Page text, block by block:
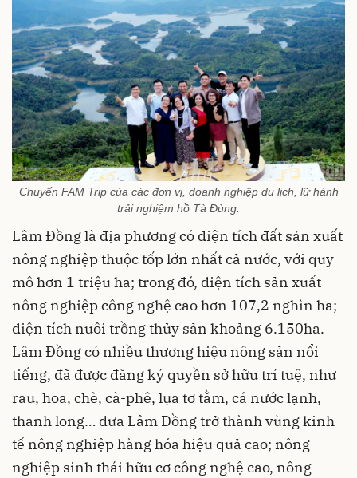
Chuyến FAM Trip của các đơn vị, doanh nghiệp du lịch, lữ hành
trải nghiệm hồ Tà Đùng.
Lâm Đồng là địa phương có diện tích đất sản xuất
nông nghiệp thuộc tốp lớn nhất cả nước, với quy
mô hơn 1 triệu ha; trong đó, diện tích sản xuất
nông nghiệp công nghệ cao hơn 107,2 nghìn ha;
diện tích nuôi trồng thủy sản khoảng 6.150ha.
Lâm Đồng có nhiều thương hiệu nông sản nổi
tiếng, đã được đăng ký quyền sở hữu trí tuệ, như
rau, hoa, chè, cà-phê, lụa tơ tằm, cá nước lạnh,
thanh long… đưa Lâm Đồng trở thành vùng kinh
tế nông nghiệp hàng hóa hiệu quả cao; nông
nghiệp sinh thái hữu cơ công nghệ cao, nông